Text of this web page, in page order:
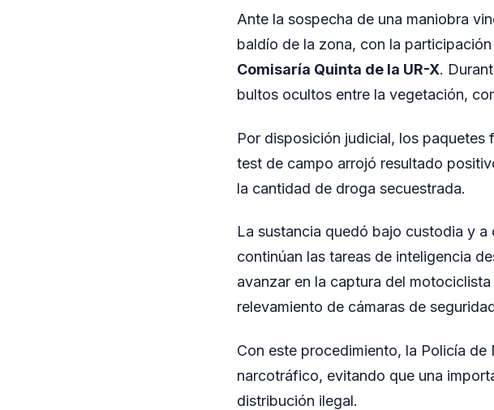
Ante la sospecha de una maniobra
baldío de la zona, con la participación
Comisaría Quinta de la UR-X.
bultos ocultos entre la vegetación,
Por disposición judicial, los paquetes
test de campo arrojó resultado
la cantidad de droga secuestrada.
La sustancia quedó bajo custodia y a
continúan las tareas de inteligencia
avanzar en la captura del
relevamiento de cámaras de
Con este procedimiento, la Policía
narcotráfico, evitando que una
distribución ilegal.